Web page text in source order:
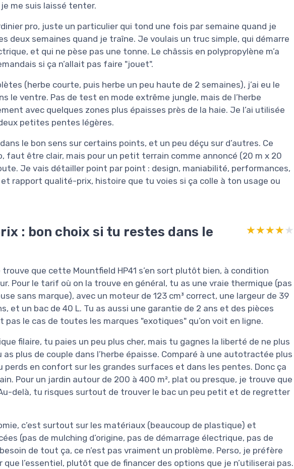
me suis laissé tenter.
pro, juste un particulier qui tond une fois par semaine quand je
deux semaines quand je traîne. Je voulais un truc simple, qui démarre
et qui ne pèse pas une tonne. Le châssis en polypropylène m’a
si ça n’allait pas faire "jouet".
(herbe courte, puis herbe un peu haute de 2 semaines), j’ai eu le
le ventre. Pas de test en mode extrême jungle, mais de l’herbe
avec quelques zones plus épaisses près de la haie. Je l’ai utilisée
petites pentes légères.
le bon sens sur certains points, et un peu déçu sur d’autres. Ce
faut être clair, mais pour un petit terrain comme annoncé (20 m x 20
Je vais détailler point par point : design, maniabilité, performances,
rapport qualité-prix, histoire que tu voies si ça colle à ton usage ou
: bon choix si tu restes dans le
★★★★★
★★★★★
que cette Mountfield HP41 s’en sort plutôt bien, à condition
Pour le tarif où on la trouve en général, tu as une vraie thermique (pas
sans marque), avec un moteur de 123 cm³ correct, une largeur de 39
et un bac de 40 L. Tu as aussi une garantie de 2 ans et des pièces
pas le cas de toutes les marques "exotiques" qu’on voit en ligne.
filaire, tu paies un peu plus cher, mais tu gagnes la liberté de ne plus
plus de couple dans l’herbe épaisse. Comparé à une autotractée plus
perds en confort sur les grandes surfaces et dans les pentes. Donc ça
Pour un jardin autour de 200 à 400 m², plat ou presque, je trouve que
delà, tu risques surtout de trouver le bac un peu petit et de regretter
c’est surtout sur les matériaux (beaucoup de plastique) et
(pas de mulching d’origine, pas de démarrage électrique, pas de
de tout ça, ce n’est pas vraiment un problème. Perso, je préfère
que l’essentiel, plutôt que de financer des options que je n’utiliserai pas.